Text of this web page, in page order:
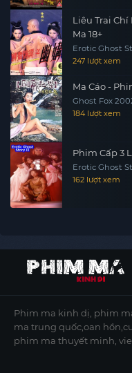
Liêu Trai Chí
Ma 18+
Erotic Ghost
247 lượt xem
Ma Cáo -
Ghost Fox
184 lượt xem
Phim Cấp 3
Erotic Ghost
162 lượt xem
Phim ma kinh dị, phim
ma trung quốc,oan
phim ma thuyết minh,